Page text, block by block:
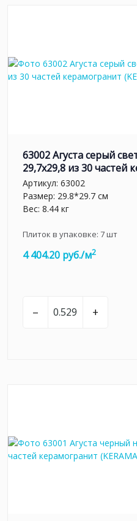
63002 Агуста серый
29,7х29,8 из 30 частей
Артикул: 63002
Размер: 29.8*29.7 см
Вес: 8.44 кг
Плиток в упаковке: 7шт
4 404.20 руб./м2
– +